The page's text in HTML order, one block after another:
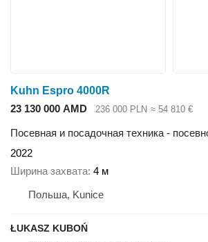
Kuhn Espro 4000R
23 130 000 AMD
236 000 PLN ≈ 54 810 €
Посевная и посадочная техника -
2022
Ширина захвата 4 м
Польша, Kunice
ŁUKASZ KUBOŃ